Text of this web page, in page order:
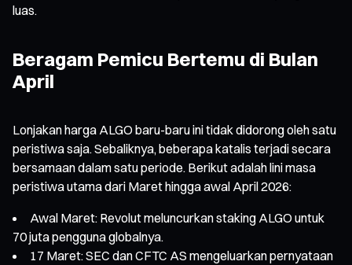
luas.
Beragam Pemicu Bertemu di Bulan
April
Lonjakan harga ALGO baru-baru ini tidak didorong oleh satu
peristiwa saja. Sebaliknya, beberapa katalis terjadi secara
bersamaan dalam satu periode. Berikut adalah lini masa
peristiwa utama dari Maret hingga awal April 2026:
Awal Maret: Revolut meluncurkan staking ALGO untuk
70 juta pengguna globalnya.
17 Maret: SEC dan CFTC AS mengeluarkan pernyataan